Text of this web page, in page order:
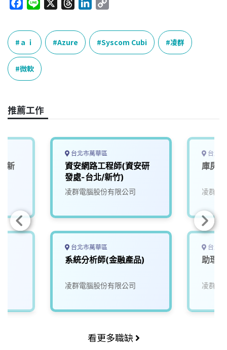
c
e
b
o
o
e
r
e
a
n
e
p
y
L
ａｉ Azure Syscom Cubi 凌群
微軟
推薦工作
(新
台北市萬華區
資安網路工程師(資安研
發處-台北/新竹)
凌群電腦股份有限公司
台北市萬華區
系統分析師(金融產品)
凌群電腦股份有限公司
台北
庫房
凌群電
台北
助理
凌群電
看更多職缺